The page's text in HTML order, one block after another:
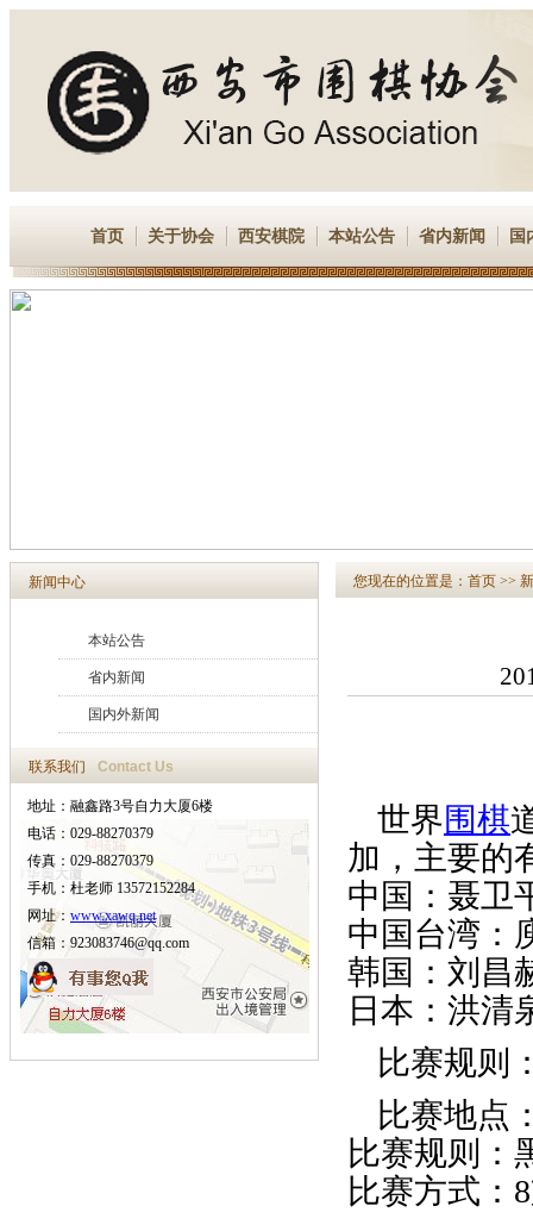
首页 关于协会 西安棋院 本站公告 省内新闻 国
新闻中心
本站公告
省内新闻
国内外新闻
联系我们 Contact Us
地址：融鑫路3号自力大厦6楼
电话：029-88270379
传真：029-88270379
手机：杜老师 13572152284
网址： www.xawq.net
信箱：923083746@qq.com
您现在的位置是： 首页 >>
世界围棋
加，主要的
中国：聂卫
中国台湾：
韩国：刘昌
日本：洪清
比赛规则
比赛地点
比赛规则：
比赛方式：